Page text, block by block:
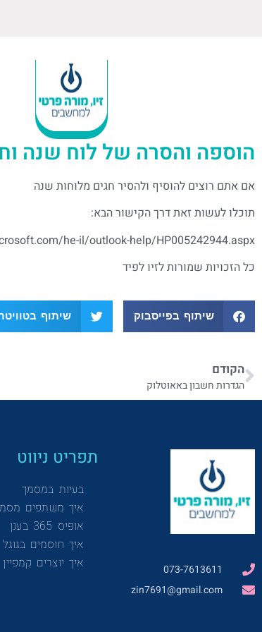
הוספה והסרה של לוח שנה
אם אתם רוצים להוסיף ולהסיר חגים מלוחות שנה
תוכלו לעשות זאת דרך הקישור הבא:
he-il/outlook-help/HP005242944.aspx
כל הזכויות שמורות לזיו לפיד
שיתוף בפייסבוק שיתוף
הקודם
הגדרות חשבון באאוטלוק
073-7613611
zin7691@gmail.com
תפריט ניווט
בעיות במסמך
איך משתפים מסמך
אופיס 365 בענן
איך חוסמים
איך יוצרים קמפיין